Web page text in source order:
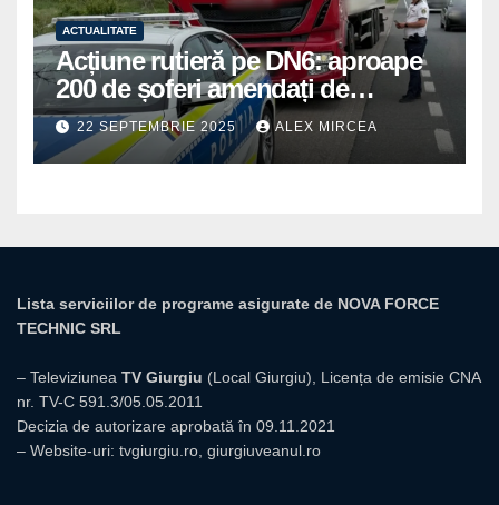
ACTUALITATE
Acțiune rutieră pe DN6: aproape
200 de șoferi amendați de
polițiștii din Mihăilești
22 SEPTEMBRIE 2025 ALEX MIRCEA
Lista serviciilor de programe asigurate de NOVA FORCE
TECHNIC SRL
– Televiziunea TV Giurgiu (Local Giurgiu), Licența de emisie CNA
nr. TV-C 591.3/05.05.2011
Decizia de autorizare aprobată în 09.11.2021
– Website-uri: tvgiurgiu.ro giurgiuveanul.ro